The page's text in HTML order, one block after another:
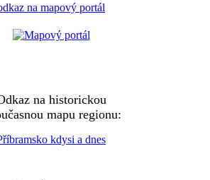
na mapový portál
na historickou
mapu regionu:
kdysi a dnes